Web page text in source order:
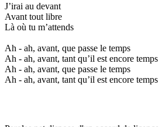
J’irai au devant
Avant tout libre
Là où tu m’attends
Ah - ah, avant, que passe le temps
Ah - ah, avant, tant qu’il est encore temps
Ah - ah, avant, que passe le temps
Ah - ah, avant, tant qu’il est encore temps